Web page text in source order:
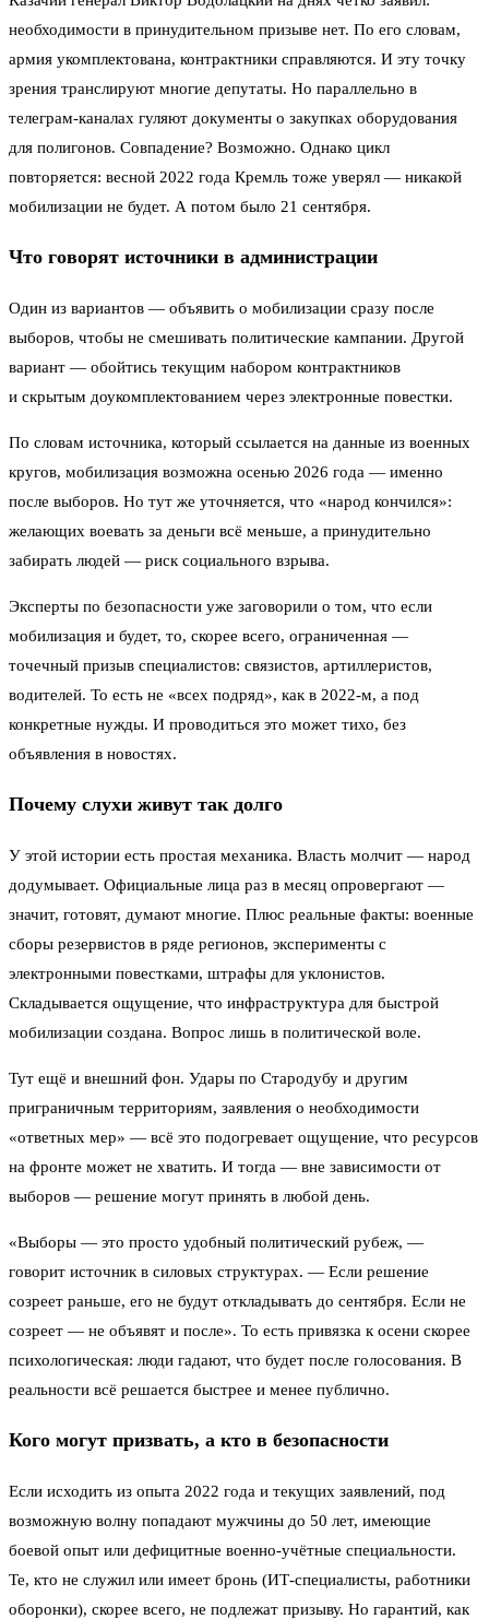
необходимости в принудительном призыве нет. По его словам,
армия укомплектована, контрактники справляются. И эту точку
зрения транслируют многие депутаты. Но параллельно в
телеграм-каналах гуляют документы о закупках оборудования
для полигонов. Совпадение? Возможно. Однако цикл
повторяется: весной 2022 года Кремль тоже уверял — никакой
мобилизации не будет. А потом было 21 сентября.
Что говорят источники в администрации
Один из вариантов — объявить о мобилизации сразу после
выборов, чтобы не смешивать политические кампании. Другой
вариант — обойтись текущим набором контрактников
и скрытым доукомплектованием через электронные повестки.
По словам источника, который ссылается на данные из военных
кругов, мобилизация возможна осенью 2026 года — именно
после выборов. Но тут же уточняется, что «народ кончился»:
желающих воевать за деньги всё меньше, а принудительно
забирать людей — риск социального взрыва.
Эксперты по безопасности уже заговорили о том, что если
мобилизация и будет, то, скорее всего, ограниченная —
точечный призыв специалистов: связистов, артиллеристов,
водителей. То есть не «всех подряд», как в 2022‑м, а под
конкретные нужды. И проводиться это может тихо, без
объявления в новостях.
Почему слухи живут так долго
У этой истории есть простая механика. Власть молчит — народ
додумывает. Официальные лица раз в месяц опровергают —
значит, готовят, думают многие. Плюс реальные факты: военные
сборы резервистов в ряде регионов, эксперименты с
электронными повестками, штрафы для уклонистов.
Складывается ощущение, что инфраструктура для быстрой
мобилизации создана. Вопрос лишь в политической воле.
Тут ещё и внешний фон. Удары по Стародубу и другим
приграничным территориям, заявления о необходимости
«ответных мер» — всё это подогревает ощущение, что ресурсов
на фронте может не хватить. И тогда — вне зависимости от
выборов — решение могут принять в любой день.
«Выборы — это просто удобный политический рубеж, —
говорит источник в силовых структурах. — Если решение
созреет раньше, его не будут откладывать до сентября. Если не
созреет — не объявят и после». То есть привязка к осени скорее
психологическая: люди гадают, что будет после голосования. В
реальности всё решается быстрее и менее публично.
Кого могут призвать, а кто в безопасности
Если исходить из опыта 2022 года и текущих заявлений, под
возможную волну попадают мужчины до 50 лет, имеющие
боевой опыт или дефицитные военно-учётные специальности.
Те, кто не служил или имеет бронь (ИТ-специалисты, работники
оборонки), скорее всего, не подлежат призыву. Но гарантий, как